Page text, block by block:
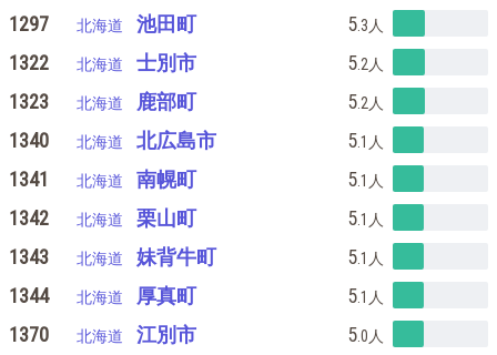
1297 北海道 池田町 5.3 人
1322 北海道 士別市 5 .2 人
1323 北海道 鹿部町 5 .2 人
1340 北海道 北広島市 5.1 人
1341 北海道 南幌町 5.1 人
1342 北海道 栗山町 5.1 人
1343 北海道 妹背牛町 5.1 人
1344 北海道 厚真町 5.1 人
1370 北海道 江別市 5.0 人